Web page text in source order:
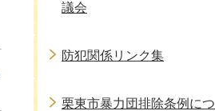
議会
防犯関係リンク集
栗東市暴力団排除条例につ